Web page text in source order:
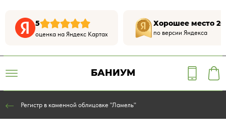
5
оценка на Яндекс Картах
Хорошее место
по версии Яндекса
БАНИУМ
Регистр в каменной облицовке "Ламель"